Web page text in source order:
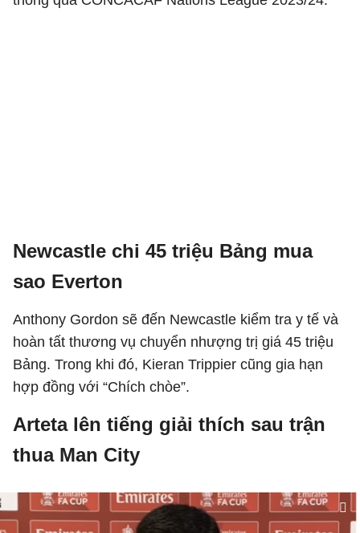
Newcastle chi 45 triệu Bảng mua
sao Everton
Anthony Gordon sẽ đến Newcastle kiểm tra y tế và
hoàn tất thương vụ chuyển nhượng trị giá 45 triệu
Bảng. Trong khi đó, Kieran Trippier cũng gia hạn
hợp đồng với “Chích chòe”.
Arteta lên tiếng giải thích sau trận
thua Man City